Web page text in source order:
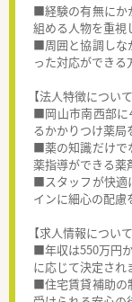
■経験の有無にか
組める人物を重視
■周囲と協調しな
った対応ができる
【法人特徴について
■岡山市南西部に
るかかりつけ薬局
■薬の知識だけで
薬指導ができる薬
■スタッフが快適
インに細心の配慮
【求人情報について
■年収は550万円
に応じて決定され
■住宅賃貸補助の